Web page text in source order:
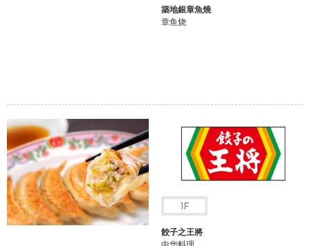
築地銀章魚燒
章鱼烧
餃子之王將